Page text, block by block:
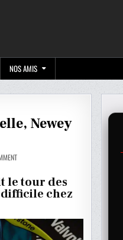
NOS AMIS
Newey
ON
UNE
EMBARQUÉE
DE
STROLL
INTERPELLE,
SON
MEA
CULPA
le tour des
difficile chez